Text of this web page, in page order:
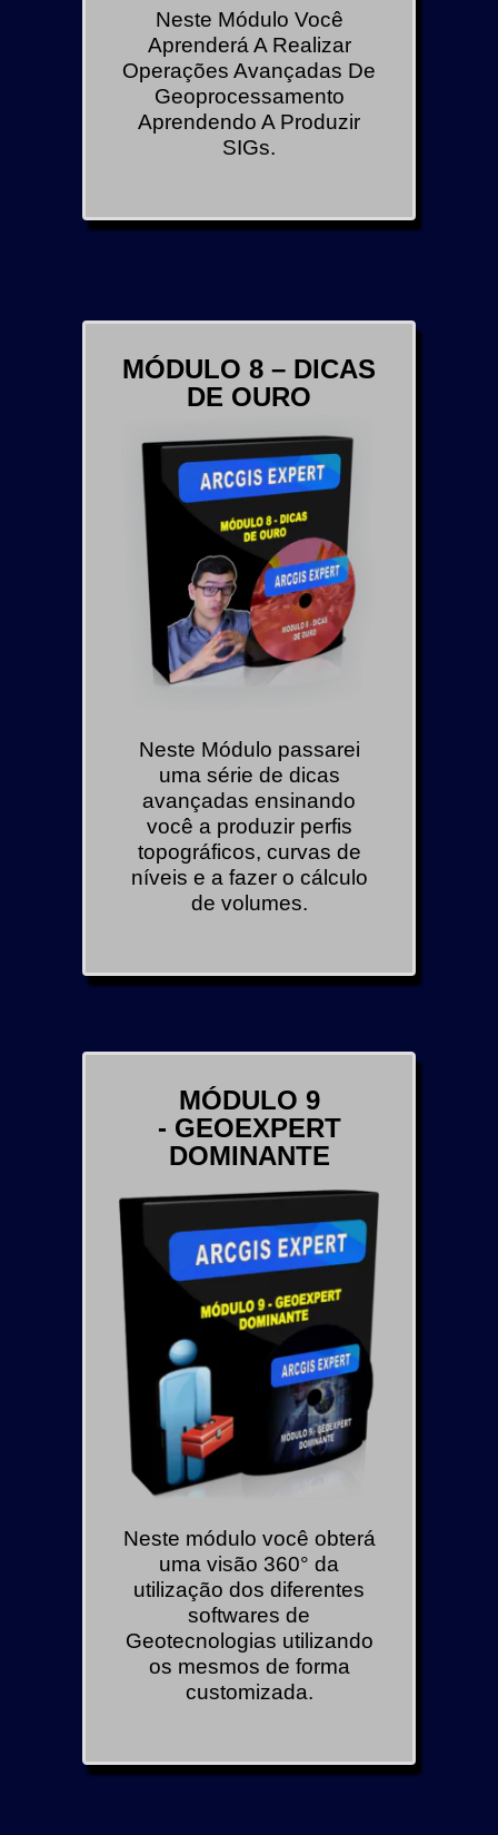
Neste Módulo Você
Aprenderá A Realizar
Operações Avançadas De
Geoprocessamento
Aprendendo A Produzir
SIGs.
MÓDULO 8 – DICAS
DE OURO
Neste Módulo passarei
uma série de dicas
avançadas ensinando
você a produzir perfis
topográficos, curvas de
níveis e a fazer o cálculo
de volumes.
MÓDULO 9
- GEOEXPERT
DOMINANTE
Neste módulo você obterá
uma visão 360° da
utilização dos diferentes
softwares de
Geotecnologias utilizando
os mesmos de forma
customizada.